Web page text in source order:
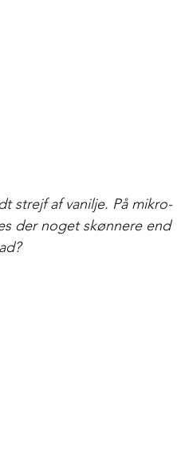
strejf af vanilje. På mikro-
der noget skønnere end